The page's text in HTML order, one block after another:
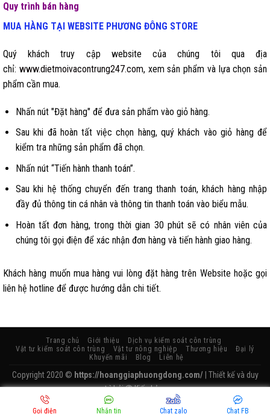
Quy trình bán hàng
MUA HÀNG TẠI WEBSITE PHƯƠNG ĐÔNG STORE
Quý khách truy cập website của chúng tôi qua địa
chỉ: www.dietmoivacontrung247.com, xem sản phẩm và lựa chọn sản
phẩm cần mua.
Nhấn nút "Đặt hàng" để đưa sản phẩm vào giỏ hàng.
Sau khi đã hoàn tất việc chọn hàng, quý khách vào giỏ hàng để
kiểm tra những sản phẩm đã chọn.
Nhấn nút “Tiến hành thanh toán”.
Sau khi hệ thống chuyển đến trang thanh toán, khách hàng nhập
đầy đủ thông tin cá nhân và thông tin thanh toán vào biểu mẫu.
Hoàn tất đơn hàng, trong thời gian 30 phút sẽ có nhân viên của
chúng tôi gọi điện để xác nhận đơn hàng và tiến hành giao hàng.
Khách hàng muốn mua hàng vui lòng đặt hàng trên Website hoặc gọi
liên hệ hotline để được hướng dẫn chi tiết.
Trang chủ Giới thiệu
Dịch vụ kiểm soát côn trùng
Vật tư kiểm soát côn trùng
Vật tư nông nghiệp Thương hiệu
Đại lý
Khuyến mãi
Blog Liên hệ
Copyright 2020 © https://hoanggiaphuongdong.com/| Thiết kế và duy
trì bởi
Kiến Lửa.
Gọi điện Nhắn tin Chat zalo Chat FB